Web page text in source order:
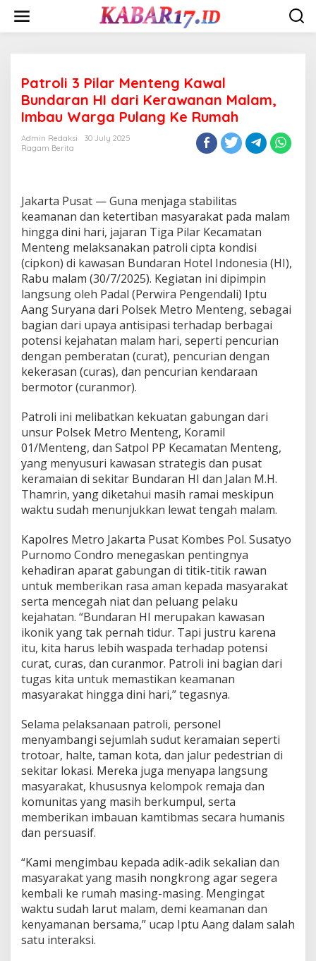
content
Patroli 3 Pilar Menteng Kawal
Bundaran HI dari Kerawanan Malam,
Imbau Warga Pulang Ke Rumah
Admin Redaksi
30 July 2025
Ragam Berita
Jakarta Pusat — Guna menjaga stabilitas
keamanan dan ketertiban masyarakat pada malam
hingga dini hari, jajaran Tiga Pilar Kecamatan
Menteng melaksanakan patroli cipta kondisi
(cipkon) di kawasan Bundaran Hotel Indonesia (HI),
Rabu malam (30/7/2025). Kegiatan ini dipimpin
langsung oleh Padal (Perwira Pengendali) Iptu
Aang Suryana dari Polsek Metro Menteng, sebagai
bagian dari upaya antisipasi terhadap berbagai
potensi kejahatan malam hari, seperti pencurian
dengan pemberatan (curat), pencurian dengan
kekerasan (curas), dan pencurian kendaraan
bermotor (curanmor).
Patroli ini melibatkan kekuatan gabungan dari
unsur Polsek Metro Menteng, Koramil
01/Menteng, dan Satpol PP Kecamatan Menteng,
yang menyusuri kawasan strategis dan pusat
keramaian di sekitar Bundaran HI dan Jalan M.H.
Thamrin, yang diketahui masih ramai meskipun
waktu sudah menunjukkan lewat tengah malam.
Kapolres Metro Jakarta Pusat Kombes Pol. Susatyo
Purnomo Condro menegaskan pentingnya
kehadiran aparat gabungan di titik-titik rawan
untuk memberikan rasa aman kepada masyarakat
serta mencegah niat dan peluang pelaku
kejahatan. “Bundaran HI merupakan kawasan
ikonik yang tak pernah tidur. Tapi justru karena
itu, kita harus lebih waspada terhadap potensi
curat, curas, dan curanmor. Patroli ini bagian dari
tugas kita untuk memastikan keamanan
masyarakat hingga dini hari,” tegasnya.
Selama pelaksanaan patroli, personel
menyambangi sejumlah sudut keramaian seperti
trotoar, halte, taman kota, dan jalur pedestrian di
sekitar lokasi. Mereka juga menyapa langsung
masyarakat, khususnya kelompok remaja dan
komunitas yang masih berkumpul, serta
memberikan imbauan kamtibmas secara humanis
dan persuasif.
“Kami mengimbau kepada adik-adik sekalian dan
masyarakat yang masih nongkrong agar segera
kembali ke rumah masing-masing. Mengingat
waktu sudah larut malam, demi keamanan dan
kenyamanan bersama,” ucap Iptu Aang dalam salah
satu interaksi.